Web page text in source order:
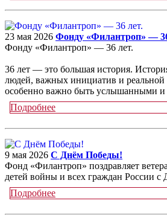
23 мая 2026 Фонду «Филантроп» —
Фонду «Филантроп» — 36 лет.
36 лет — это большая история.
людей, важных инициатив и реальной
особенно важно быть услышанными и
Подробнее
9 мая 2026 С Днём Победы!
Фонд «Филантроп» поздравляет
детей войны и всех граждан России
Подробнее